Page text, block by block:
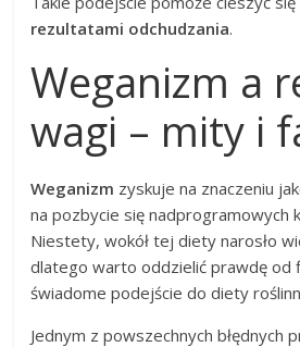
rezultatami odchudzania.
Weganizm a
wagi – mity i
Weganizm zyskuje na znaczeniu
na pozbycie się nadprogramowych
Niestety, wokół tej diety narosło
dlatego warto oddzielić prawdę od
świadome podejście do diety
Jednym z powszechnych błędnych